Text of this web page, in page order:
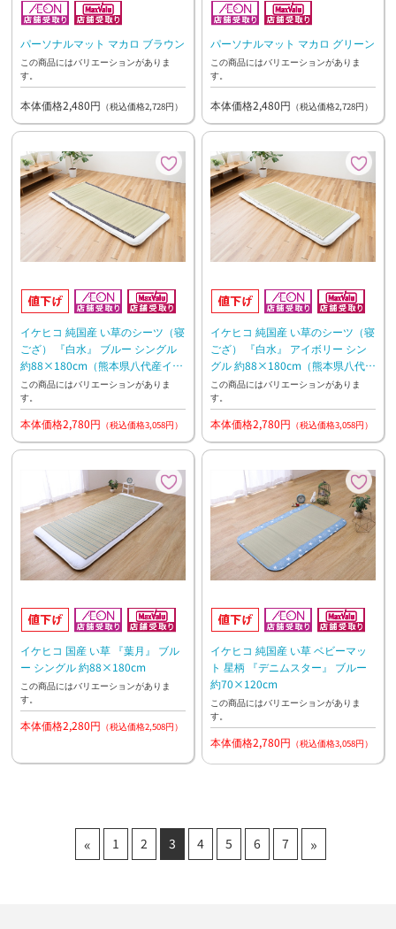
パーソナルマット マカロ ブラウン
この商品にはバリエーションがありま
す。
本体価格2,480円 （税込価格2,728円）
パーソナルマット マカロ グリーン
この商品にはバリエーションがありま
す。
本体価格2,480円 （税込価格2,728円）
イケヒコ 純国産 い草のシーツ（寝
ござ） 『白水』 ブルー シングル
約88×180cm（熊本県八代産イ草
使用）
この商品にはバリエーションがありま
す。
本体価格2,780円 （税込価格3,058円）
イケヒコ 純国産 い草のシーツ（寝
ござ） 『白水』 アイボリー シン
グル 約88×180cm（熊本県八代産
イ草使用）
この商品にはバリエーションがありま
す。
本体価格2,780円 （税込価格3,058円）
イケヒコ 国産 い草 『葉月』 ブル
ー シングル 約88×180cm
この商品にはバリエーションがありま
す。
本体価格2,280円 （税込価格2,508円）
イケヒコ 純国産 い草 ベビーマッ
ト 星柄 『デニムスター』 ブルー
約70×120cm
この商品にはバリエーションがありま
す。
本体価格2,780円 （税込価格3,058円）
« 1 2 3 4 5 6 7 »